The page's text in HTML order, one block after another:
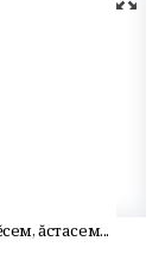
ăстасем...